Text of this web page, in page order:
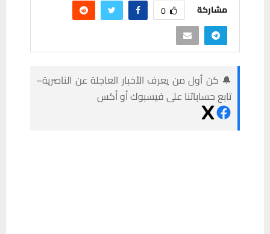
مشاركة 0
🔔 كن أول من يعرف الأخبار العاجلة عن الناصرية–
تابع حساباتنا على فيسبوك أو أكس